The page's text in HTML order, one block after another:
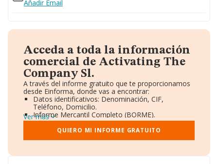
Añadir Email
Acceda a toda la información
comercial de Activating The
Company Sl.
A través del informe gratuito que te proporcionamos
desde Einforma, donde vas a encontrar:
Datos identificativos: Denominación, CIF,
Teléfono, Domicilio.
Informe Mercantil Completo (BORME).
Gráficos de Evolución Ventas y Empleados.
Consejo de Administración y Administradores.
Directivos y Ejecutivos.
Ver más
QUIERO MI INFORME GRATUITO